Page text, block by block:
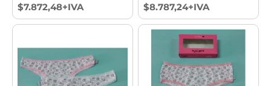
$7.872,48+IVA $8.787,24+IVA